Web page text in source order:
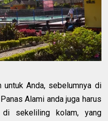
Anda, sebelumnya di
Alami anda juga harus
sekeliling kolam, yang